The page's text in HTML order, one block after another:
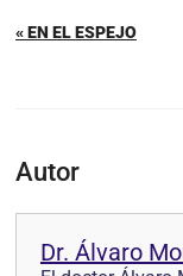
« EN EL ESPEJO
Autor
Dr. Álvaro